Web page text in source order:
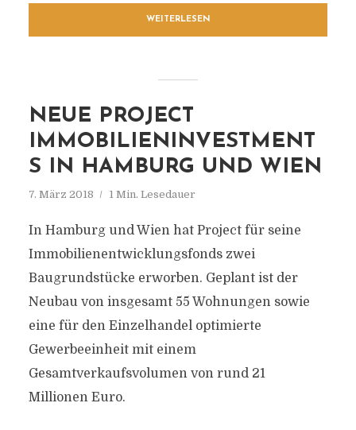
WEITERLESEN
NEUE PROJECT
IMMOBILIENINVESTMENT
S IN HAMBURG UND WIEN
7. März 2018 1 Min. Lesedauer
In Hamburg und Wien hat Project für seine
Immobilienentwicklungsfonds zwei
Baugrundstücke erworben. Geplant ist der
Neubau von insgesamt 55 Wohnungen sowie
eine für den Einzelhandel optimierte
Gewerbeeinheit mit einem
Gesamtverkaufsvolumen von rund 21
Millionen Euro.